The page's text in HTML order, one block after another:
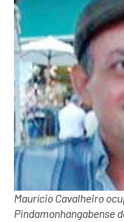
Maurício Cavalheiro
Pindamonhangabense